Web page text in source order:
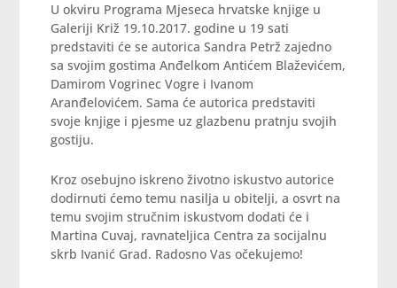
U okviru Programa Mjeseca hrvatske knjige u
Galeriji Križ 19.10.2017. godine u 19 sati
predstaviti će se autorica Sandra Petrž zajedno
sa svojim gostima Anđelkom Antićem Blaževićem,
Damirom Vogrinec Vogre i Ivanom
Aranđelovićem. Sama će autorica predstaviti
svoje knjige i pjesme uz glazbenu pratnju svojih
gostiju.
Kroz osebujno iskreno životno iskustvo autorice
dodirnuti ćemo temu nasilja u obitelji, a osvrt na
temu svojim stručnim iskustvom dodati će i
Martina Cuvaj, ravnateljica Centra za socijalnu
skrb Ivanić Grad. Radosno Vas očekujemo!